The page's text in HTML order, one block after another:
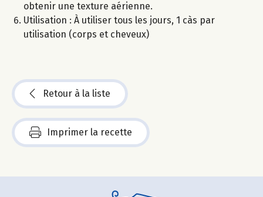
obtenir une texture aérienne.
Utilisation : À utiliser tous les jours, 1 càs par
utilisation (corps et cheveux)
Retour à la liste
Imprimer la recette